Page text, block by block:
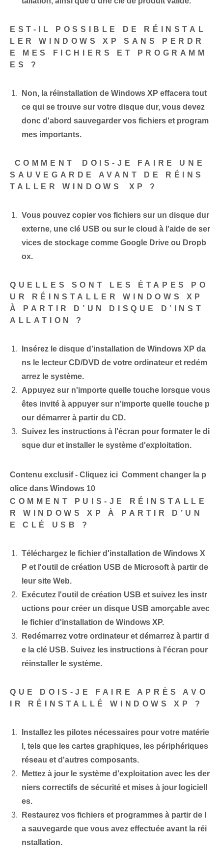
EST-IL POSSIBLE DE RÉINSTAL
LER WINDOWS XP SANS PERDR
E MES FICHIERS ET PROGRAMM
ES ?
Non, la réinstallation de Windows XP effacera tout
ce qui se trouve sur votre disque dur, vous devez
donc d'abord sauvegarder vos fichiers et program
mes importants.
‍ COMMENT⁤ DOIS-JE FAIRE UNE
SAUVEGARDE‌ AVANT DE RÉINS
TALLER WINDOWS⁢ XP ?
Vous pouvez copier vos fichiers sur un disque dur
externe, une clé USB ou sur le cloud à l'aide de ser
vices de stockage comme Google Drive ou Dropb
ox.
QUELLES SONT LES ÉTAPES PO
UR RÉINSTALLER WINDOWS XP
À PARTIR D’UN DISQUE D’INST
ALLATION ?
Insérez le disque d'installation de Windows XP da
ns le lecteur CD/DVD de votre ordinateur et redém
arrez le système.
Appuyez sur n'importe quelle touche lorsque vous
êtes invité à appuyer sur n'importe quelle touche p
our démarrer à partir du ⁤CD.
Suivez les instructions à l'écran pour formater le di
sque dur et installer le système d'exploitation.
Contenu exclusif - Cliquez ici Comment changer la p
olice dans Windows 10
COMMENT PUIS-JE RÉINSTALLE
R WINDOWS XP À PARTIR D’UN
E CLÉ USB ?
Téléchargez le fichier d'installation⁢ de Windows X
P et l'outil de création USB de Microsoft à partir de
leur site Web.
Exécutez l'outil de création USB et suivez les instr
uctions pour créer un disque USB amorçable avec
le fichier d'installation de Windows XP.
Redémarrez⁢ votre ordinateur⁢ et démarrez à partir d
e la clé USB. Suivez les instructions à l'écran pour
réinstaller le système.
QUE DOIS-JE FAIRE APRÈS AVO
IR RÉINSTALLÉ WINDOWS XP ?
Installez les pilotes nécessaires pour votre matérie
l, tels que les cartes graphiques, les périphériques
réseau et d'autres composants.
Mettez à jour le système d'exploitation avec les der
niers correctifs de sécurité et mises à jour logiciell
es.
Restaurez vos fichiers et programmes à partir de l
a sauvegarde que vous avez effectuée avant la réi
nstallation.